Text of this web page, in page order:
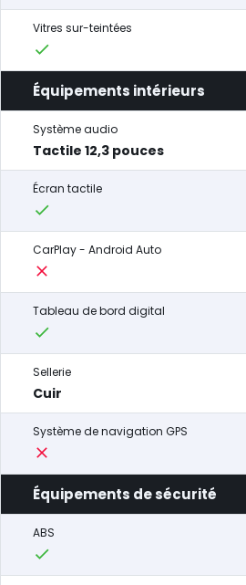
Vitres sur-teintées
Équipements intérieurs
Système audio
Tactile 12,3 pouces
Écran tactile
CarPlay - Android Auto
Tableau de bord digital
Sellerie
Cuir
Système de navigation GPS
Équipements de sécurité
ABS